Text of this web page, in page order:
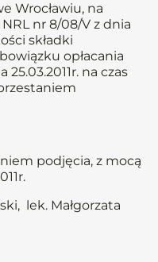
Wrocławiu, na
nr 8/08/V z dnia
składki
opłacania
na czas
podjęcia, z mocą
lek. Małgorzata